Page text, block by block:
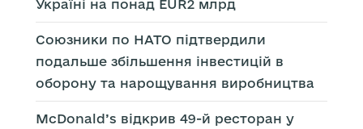
Україні на понад EUR2 млрд
Союзники по НАТО підтвердили
подальше збільшення інвестицій в
оборону та нарощування виробництва
McDonald’s відкрив 49-й ресторан у